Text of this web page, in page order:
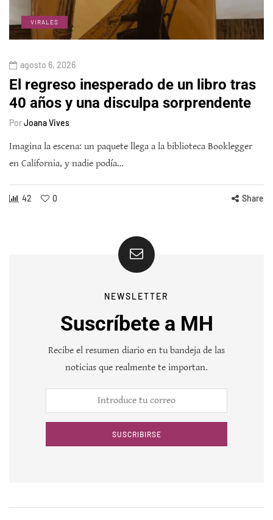
VIRALES
agosto 6, 2026
El regreso inesperado de un libro tras
40 años y una disculpa sorprendente
PorJoana Vives
Imagina la escena: un paquete llega a la biblioteca Booklegger
en California, y nadie podía…
42 0 Share
NEWSLETTER
Suscríbete a MH
Recibe el resumen diario en tu bandeja de las
noticias que realmente te importan.
SUSCRIBIRSE